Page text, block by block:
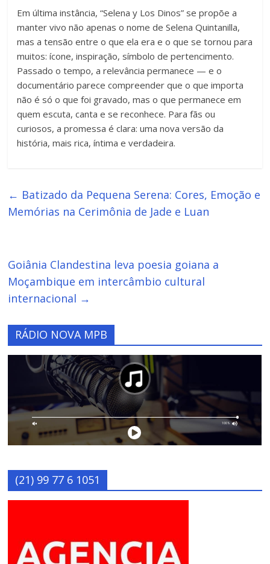
Em última instância, “Selena y Los Dinos” se propõe a
manter vivo não apenas o nome de Selena Quintanilla,
mas a tensão entre o que ela era e o que se tornou para
muitos: ícone, inspiração, símbolo de pertencimento.
Passado o tempo, a relevância permanece — e o
documentário parece compreender que o que importa
não é só o que foi gravado, mas o que permanece em
quem escuta, canta e se reconhece. Para fãs ou
curiosos, a promessa é clara: uma nova versão da
história, mais rica, íntima e verdadeira.
← Batizado da Pequena Serena: Cores, Emoção e
Memórias na Cerimônia de Jade e Luan
Goiânia Clandestina leva poesia goiana a
Moçambique em intercâmbio cultural
internacional →
RÁDIO NOVA MPB
(21) 99 77 6 1051